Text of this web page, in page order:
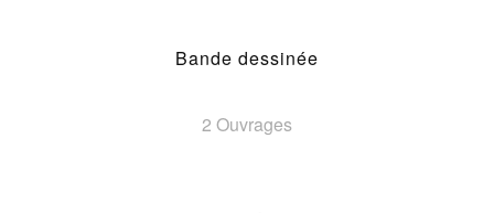
Bande dessinée
2 Ouvrages